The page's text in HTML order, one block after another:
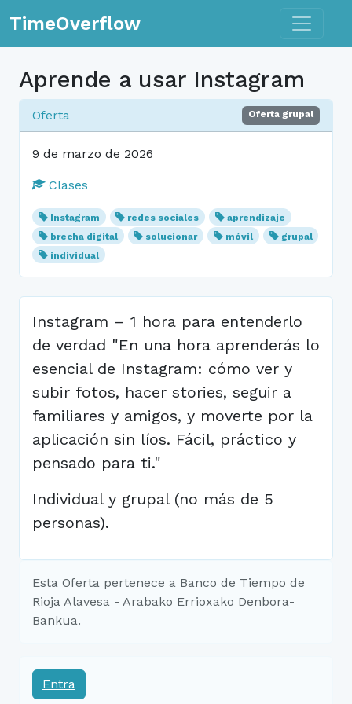
TimeOverflow Toggle
Aprende a usar Instagram
Oferta Oferta grupal
9 de marzo de 2026
Clases
Instagram redes sociales
aprendizaje
brecha digital
solucionar móvil
grupal
individual
Instagram – 1 hora para entenderlo
de verdad "En una hora aprenderás lo
esencial de Instagram: cómo ver y
subir fotos, hacer stories, seguir a
familiares y amigos, y moverte por la
aplicación sin líos. Fácil, práctico y
pensado para ti."
Individual y grupal (no más de 5
personas).
Esta Oferta pertenece a Banco de Tiempo de
Rioja Alavesa - Arabako Errioxako Denbora-
Bankua.
Entra